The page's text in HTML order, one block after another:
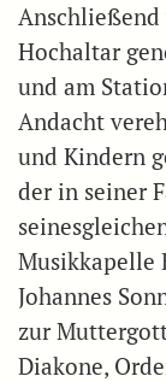
Anschließend
Hochaltar
und am
Andacht
und Kindern
der in seiner
Musikkapelle
Johannes
zur
Diakone,